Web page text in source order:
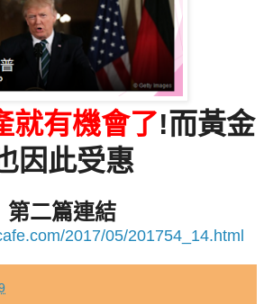
就有機會了!而黃金
因此受惠
第二篇連結
2017/05/201754_14.html